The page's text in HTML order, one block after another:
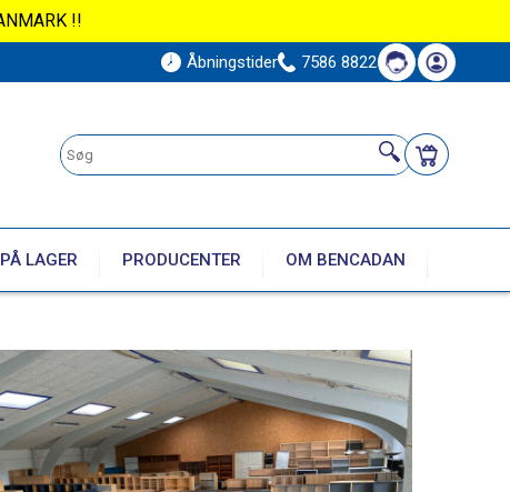
!!
Åbningstider 7586 8822
LAGER PRODUCENTER OM BENCADAN